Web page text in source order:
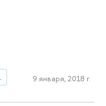
Новгород)
9 января, 2018 г.